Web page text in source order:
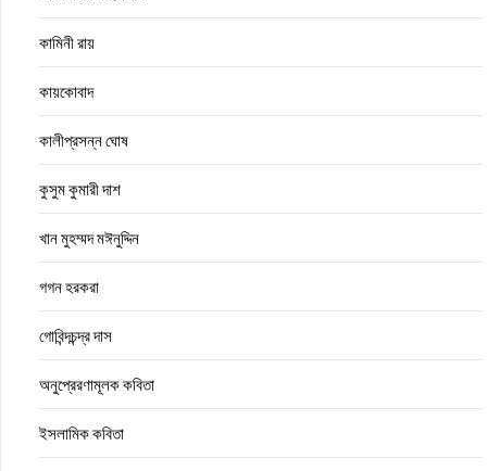
কামিনী রায়
কায়কোবাদ
কালীপ্রসন্ন ঘোষ
কুসুম কুমারী দাশ
খান মুহম্মদ মঈনুদ্দিন
গগন হরকরা
গোবিন্দচন্দ্র দাস
অনুপ্রেরণামূলক কবিতা
ইসলামিক কবিতা